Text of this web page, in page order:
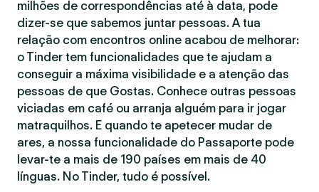
milhões de correspondências até à data, pode
dizer-se que sabemos juntar pessoas. A tua
relação com encontros online acabou de melhorar:
o Tinder tem funcionalidades que te ajudam a
conseguir a máxima visibilidade e a atenção das
pessoas de que Gostas. Conhece outras pessoas
viciadas em café ou arranja alguém para ir jogar
matraquilhos. E quando te apetecer mudar de
ares, a nossa funcionalidade do Passaporte pode
levar-te a mais de 190 países em mais de 40
línguas. No Tinder, tudo é possível.